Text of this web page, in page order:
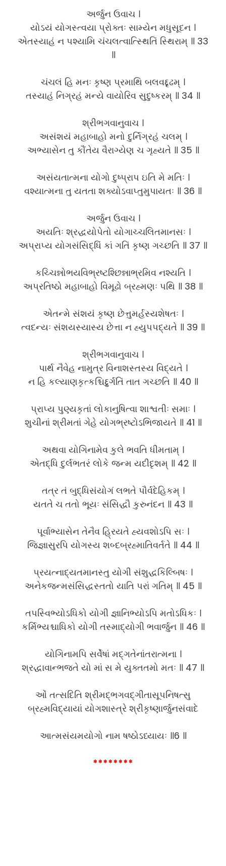
અર્જુન ઉવાચ ।
યોઽયં યોગસ્ત્વયા પ્રોક્તઃ સામ્યેન મધુસૂદન ।
એતસ્યાહં ન પશ્યામિ ચંચલત્વાત્સ્થિતિં સ્થિરામ્ ॥ 33
॥
ચંચલં હિ મનઃ કૃષ્ણ પ્રમાથિ બલવદ્દૃઢમ્ ।
તસ્યાહં નિગ્રહં મન્યે વાયોરિવ સુદુષ્કરમ્ ॥ 34 ॥
શ્રીભગવાનુવાચ ।
અસંશયં મહાબાહો મનો દુર્નિગ્રહં ચલમ્ ।
અભ્યાસેન તુ કૌંતેય વૈરાગ્યેણ ચ ગૃહ્યતે ॥ 35 ॥
અસંયતાત્મના યોગો દુષ્પ્રાપ ઇતિ મે મતિઃ ।
વશ્યાત્મના તુ યતતા શક્યોઽવાપ્તુમુપાયતઃ ॥ 36 ॥
અર્જુન ઉવાચ ।
અયતિઃ શ્રદ્ધયોપેતો યોગાચ્ચલિતમાનસઃ ।
અપ્રાપ્ય યોગસંસિદ્ધિં કાં ગતિં કૃષ્ણ ગચ્છતિ ॥ 37 ॥
કચ્ચિન્નોભયવિભ્રષ્ટશ્છિન્નાભ્રમિવ નશ્યતિ ।
અપ્રતિષ્ઠો મહાબાહો વિમૂઢો બ્રહ્મણઃ પથિ ॥ 38 ॥
એતન્મે સંશયં કૃષ્ણ છેત્તુમર્હસ્યશેષતઃ ।
ત્વદન્યઃ સંશયસ્યાસ્ય છેત્તા ન હ્યુપપદ્યતે ॥ 39 ॥
શ્રીભગવાનુવાચ ।
પાર્થ નૈવેહ નામુત્ર વિનાશસ્તસ્ય વિદ્યતે ।
ન હિ કલ્યાણકૃત્કશ્ચિદ્દુર્ગતિં તાત ગચ્છતિ ॥ 40 ॥
પ્રાપ્ય પુણ્યકૃતાં લોકાનુષિત્વા શાશ્વતીઃ સમાઃ ।
શુચીનાં શ્રીમતાં ગેહે યોગભ્રષ્ટોઽભિજાયતે ॥ 41 ॥
અથવા યોગિનામેવ કુલે ભવતિ ધીમતામ્ ।
એતદ્ધિ દુર્લભતરં લોકે જન્મ યદીદૃશમ્ ॥ 42 ॥
તત્ર તં બુદ્ધિસંયોગં લભતે પૌર્વદેહિકમ્ ।
યતતે ચ તતો ભૂયઃ સંસિદ્ધૌ કુરુનંદન ॥ 43 ॥
પૂર્વાભ્યાસેન તેનૈવ હ્રિયતે હ્યવશોઽપિ સઃ ।
જિજ્ઞાસુરપિ યોગસ્ય શબ્દબ્રહ્માતિવર્તતે ॥ 44 ॥
પ્રયત્નાદ્યતમાનસ્તુ યોગી સંશુદ્ધકિલ્બિષઃ ।
અનેકજન્મસંસિદ્ધસ્તતો યાતિ પરાં ગતિમ્ ॥ 45 ॥
તપસ્વિભ્યોઽધિકો યોગી જ્ઞાનિભ્યોઽપિ મતોઽધિકઃ ।
કર્મિભ્યશ્ચાધિકો યોગી તસ્માદ્યોગી ભવાર્જુન ॥ 46 ॥
યોગિનામપિ સર્વેષાં મદ્ગતેનાંતરાત્મના ।
શ્રદ્ધાવાન્ભજતે યો માં સ મે યુક્તતમો મતઃ ॥ 47 ॥
ઓં તત્સદિતિ શ્રીમદ્ભગવદ્ગીતાસૂપનિષત્સુ
બ્રહ્મવિદ્યાયાં યોગશાસ્ત્રે શ્રીકૃષ્ણાર્જુનસંવાદે
આત્મસંયમયોગો નામ ષષ્ઠોઽધ્યાયઃ ॥6 ॥
********